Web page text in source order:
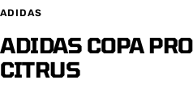
gehen
ADIDAS
ADIDAS COPA
CITRUS